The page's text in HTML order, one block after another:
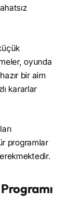
oyunda
bir aim
kararlar
programlar